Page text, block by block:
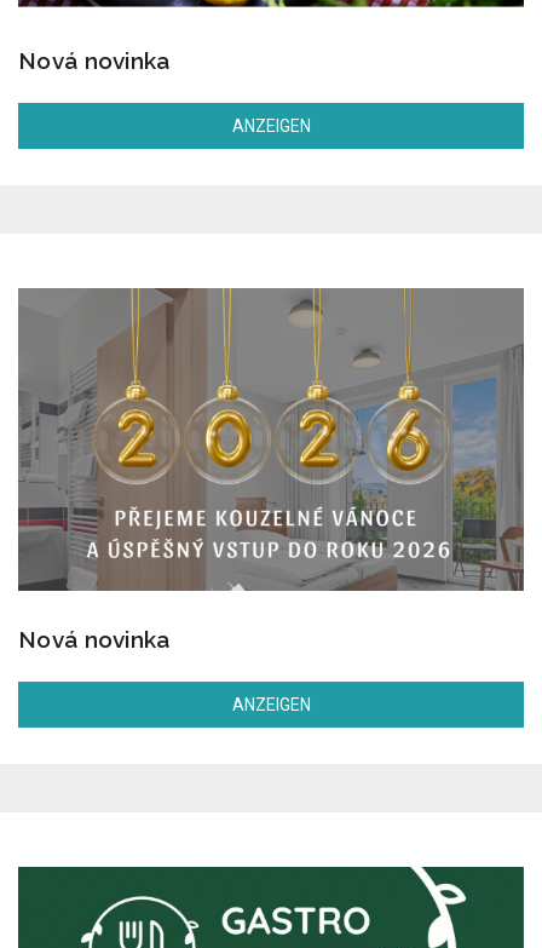
Nová novinka
ANZEIGEN
Nová novinka
ANZEIGEN